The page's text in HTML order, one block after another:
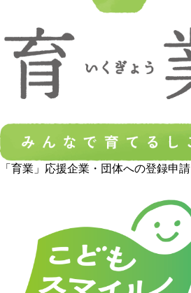
「育業」応援企業・団体への登録申請